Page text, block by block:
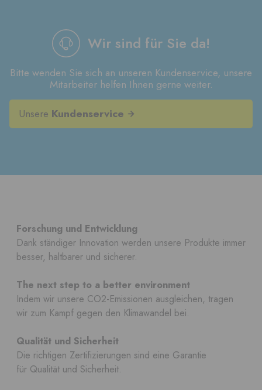
Wir sind für Sie da!
Bitte wenden Sie sich an unseren Kundenservice, unsere
Mitarbeiter helfen Ihnen gerne weiter.
Unsere Kundenservice
Forschung und Entwicklung
Dank ständiger Innovation werden unsere Produkte immer
besser, haltbarer und sicherer.
The next step to a better environment
Indem wir unsere CO2-Emissionen ausgleichen, tragen
wir zum Kampf gegen den Klimawandel bei.
Qualität und Sicherheit
Die richtigen Zertifizierungen sind eine Garantie
für Qualität und Sicherheit.